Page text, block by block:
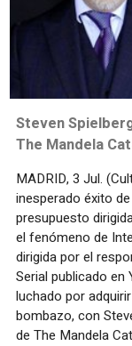
Steven
The Mandela
MADRID, 3 Jul.
inesperado éxito
presupuesto
el fenómeno de
dirigida por el
Serial publicado en
luchado por
bombazo, con
de The Mandela